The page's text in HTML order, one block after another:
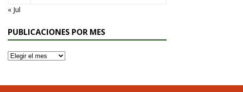
« Jul
PUBLICACIONES POR MES